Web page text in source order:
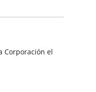
Corporación el